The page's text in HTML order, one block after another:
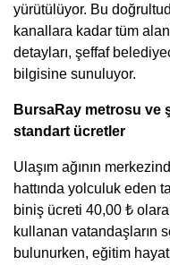
yürütülüyor. Bu
kanallara kadar tüm
detayları, şeffaf
bilgisine sunuluyor.
BursaRay metrosu ve
standart ücretler
Ulaşım ağının
hattında yolculuk eden
biniş ücreti 40,00 ₺
kullanan vatandaşların
bulunurken, eğitim